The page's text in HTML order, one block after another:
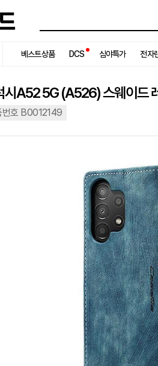
베스트상품 DCS 심야특가 전자
시A52 5G (A526) 스웨이드
번호 B0012149